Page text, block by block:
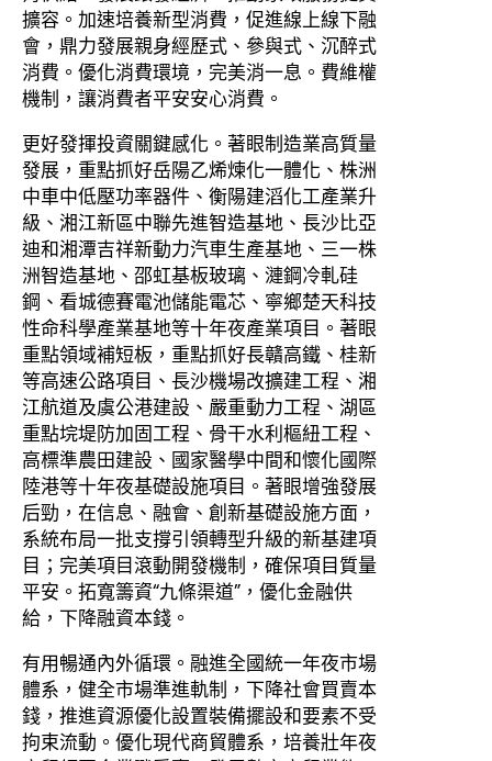
擴容。加速培養新型消費，促進線上線下融
會，鼎力發展親身經歷式、參與式、沉醉式
消費。優化消費環境，完美消一息。費維權
機制，讓消費者平安安心消費。
更好發揮投資關鍵感化。著眼制造業高質量
發展，重點抓好岳陽乙烯煉化一體化、株洲
中車中低壓功率器件、衡陽建滔化工產業升
級、湘江新區中聯先進智造基地、長沙比亞
迪和湘潭吉祥新動力汽車生產基地、三一株
洲智造基地、邵虹基板玻璃、漣鋼冷軋硅
鋼、看城德賽電池儲能電芯、寧鄉楚天科技
性命科學產業基地等十年夜產業項目。著眼
重點領域補短板，重點抓好長贛高鐵、桂新
等高速公路項目、長沙機場改擴建工程、湘
江航道及虞公港建設、嚴重動力工程、湖區
重點垸堤防加固工程、骨干水利樞紐工程、
高標準農田建設、國家醫學中間和懷化國際
陸港等十年夜基礎設施項目。著眼增強發展
后勁，在信息、融會、創新基礎設施方面，
系統布局一批支撐引領轉型升級的新基建項
目；完美項目滾動開發機制，確保項目質量
平安。拓寬籌資“九條渠道”，優化金融供
給，下降融資本錢。
有用暢通內外循環。融進全國統一年夜市場
體系，健全市場準進軌制，下降社會買賣本
錢，推進資源優化設置裝備擺設和要素不受
拘束流動。優化現代商貿體系，培養壯年夜